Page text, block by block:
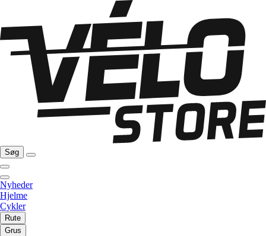
Søg
Nyheder
Hjelme
Cykler
Rute
Grus